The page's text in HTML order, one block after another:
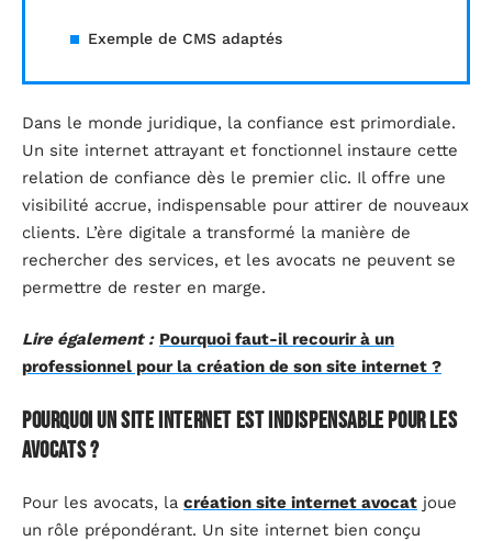
Exemple de CMS adaptés
Dans le monde juridique, la confiance est primordiale.
Un site internet attrayant et fonctionnel instaure cette
relation de confiance dès le premier clic. Il offre une
visibilité accrue, indispensable pour attirer de nouveaux
clients. L’ère digitale a transformé la manière de
rechercher des services, et les avocats ne peuvent se
permettre de rester en marge.
Lire également : Pourquoi faut-il recourir à un
professionnel pour la création de son site internet ?
Pourquoi un site internet est indispensable pour les
avocats ?
Pour les avocats, la création site internet avocat joue
un rôle prépondérant. Un site internet bien conçu